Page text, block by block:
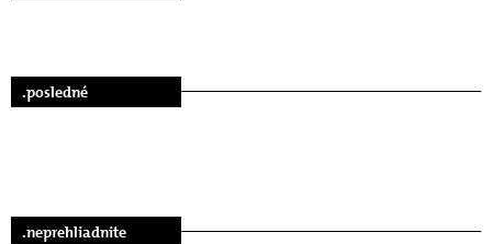
.posledné
.neprehliadnite